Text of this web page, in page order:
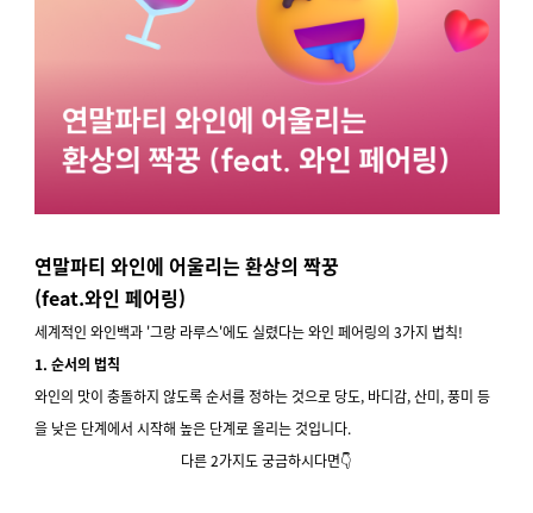
연말파티 와인에 어울리는 환상의 짝꿍
(feat.와인 페어링)
세계적인 와인백과 '그랑 라루스'에도 실렸다는 와인 페어링의 3가지 법칙!
1. 순서의 법칙
와인의 맛이 충돌하지 않도록 순서를 정하는 것으로 당도, 바디감, 산미, 풍미 등
을 낮은 단계에서 시작해 높은 단계로 올리는 것입니다.
다른 2가지도 궁금하시다면👇